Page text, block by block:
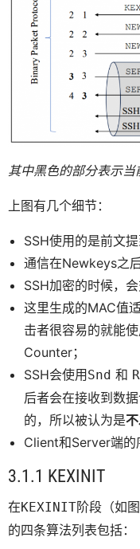
其中黑色的部分表示
上图有几个细节：
SSH使用的是前文
通信在Newkeys之
SSH加密的时候，
这里生成的MAC值
击者很容易的就能
Counter；
SSH会使用Snd 和
后者会在接收到数
的，所以被认为是
Client和Server端的
3.1.1 KEXINIT
在KEXINIT阶段（如
的四条算法列表包括：